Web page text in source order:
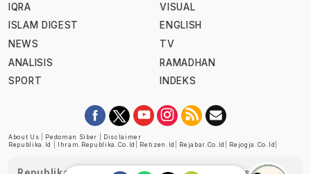
IQRA
ISLAM DIGEST
NEWS
ANALISIS
SPORT
VISUAL
ENGLISH
TV
RAMADHAN
INDEKS
About Us Pedoman Siber
Disclaimer
Republika.id
Ihram.republika.co.id Retizen.id Rejabar.co.id Rejogja.co.id